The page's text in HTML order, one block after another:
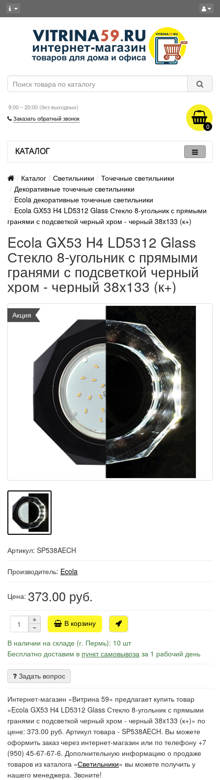
9:00 – 20:00 (без выходных)
Заказать обратный звонок
0
КАТАЛОГ
Каталог Светильники
Точечные светильники
Декоративные точечные светильники
Ecola декоративные точечные светильники
Ecola GX53 H4 LD5312 Glass Стекло 8-угольник с прямыми
гранями с подсветкой черный хром - черный 38x133 (к+)
Ecola GX53 H4 LD5312 Glass
Стекло 8-угольник с прямыми
гранями с подсветкой черный
хром - черный 38x133 (к+)
Акция
Артикул: SP538AECH
Производитель: Ecola
Цена: 373.00 руб.
В корзину
В наличии на складе (г. Пермь): 10 шт
Бесплатно доставим в пункт самовывоза за 1 рабочий день
Задать вопрос
Интернет-магазин «Витрина 59» предлагает купить товар
«Ecola GX53 H4 LD5312 Glass Стекло 8-угольник с прямыми
гранями с подсветкой черный хром - черный 38x133 (к+)» по
цене: 373.00 руб. Артикул товара - SP538AECH. Вы можете
оформить заказ через интернет-магазин или по телефону +7
(950) 45-67-67-6. Дополнительную информацию о продаже
товаров из каталога «Светильники» вы можете получить у
нашего менеджера. Звоните!